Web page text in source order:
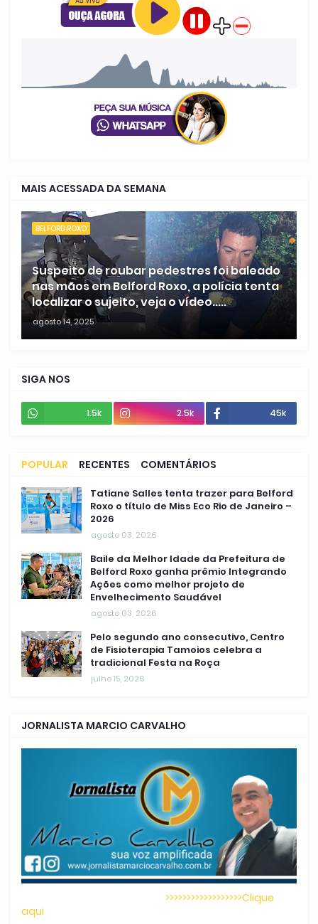
MAIS ACESSADA DA SEMANA
BELFORD ROXO
Suspeito de roubar pedestres foi baleado
nas mãos em Belford Roxo, a polícia tenta
localizar o sujeito, veja o vídeo.....
agosto 14, 2025
SIGA NOS
1.5k 2.5k 45k
POPULAR RECENTES COMENTÁRIOS
Tatiane Salles tenta trazer para Belford
Roxo o título de Miss Eco Rio de Janeiro –
2026
agosto 03, 2026
Baile da Melhor Idade da Prefeitura de
Belford Roxo ganha prêmio Integrando
Ações como melhor projeto de
Envelhecimento Saudável
agosto 03, 2026
Pelo segundo ano consecutivo, Centro
de Fisioterapia Tamoios celebra a
tradicional Festa na Roça
julho 15, 2026
JORNALISTA MARCIO CARVALHO
>>>>>>>>>>>>>>>>>>Clique
aqui